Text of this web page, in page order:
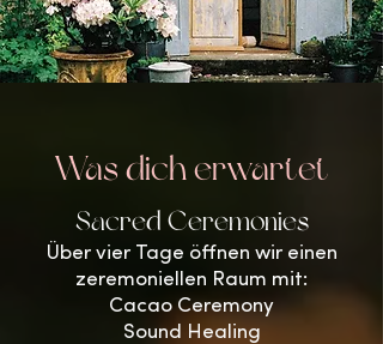
Was dich erwartet
Sacred Ceremonies
Über vier Tage öffnen wir einen
zeremoniellen Raum mit:
Cacao Ceremony
Sound Healing